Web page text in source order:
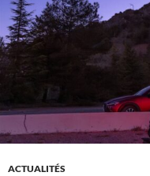
ACTUALITÉS